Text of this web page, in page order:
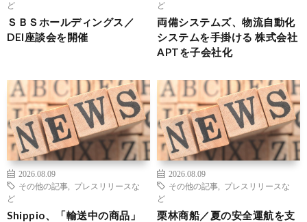
ど
ＳＢＳホールディングス／
DEI座談会を開催
ど
両備システムズ、物流自動化
システムを手掛ける 株式会社
APTを子会社化
2026.08.09
その他の記事
プレスリリースな
ど
Shippio、「輸送中の商品」
2026.08.09
その他の記事
プレスリリースな
ど
栗林商船／夏の安全運航を支